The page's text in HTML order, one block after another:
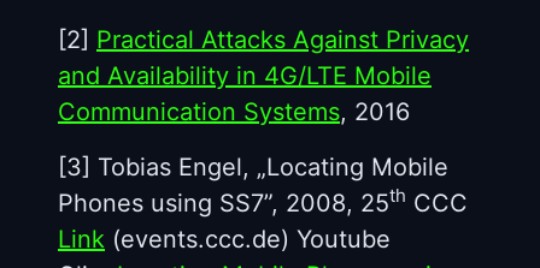
[2] Practical Attacks Against Privacy
and Availability in 4G/LTE Mobile
Communication Systems, 2016
[3] Tobias Engel, „Locating Mobile
Phones using SS7”, 2008, 25th CCC
Link (events.ccc.de) Youtube